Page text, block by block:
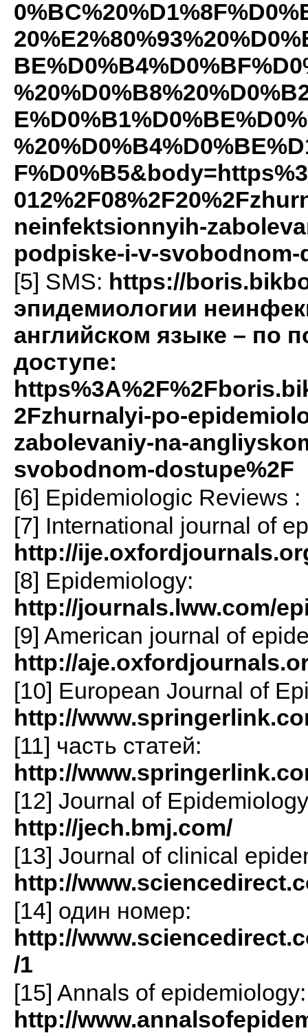
neinfektsionnyih-
podpiske-i-v-svobodnom-
[5] SMS: https://
эпидемиологии
английском языке – по
доступе:
2Fzhurnalyi-po-
zabolevaniy-na-
svobodnom-dostupe%2F
[6] Epidemiologic Reviews :
[7] International journal of
http://
[8] Epidemiology:
http://journals.lww.com/
[9] American journal of
http://
[10] European Journal of
http://
[11] часть статей:
http://
[12] Journal of
http://jech.bmj.com/
[13] Journal of clinical
http://
[14] один номер:
http://
/1
[15] Annals of epidemiology:
http://